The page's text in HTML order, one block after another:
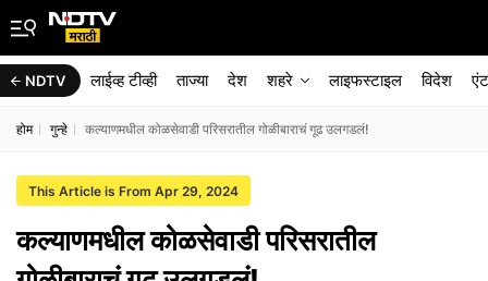
NDTV लाईव्ह टीव्ही ताज्या देश शहरे लाइफस्टाइल विदेश
होम गुन्हे कल्याणमधील कोळसेवाडी परिसरातील गोळीबाराचं गूढ उलगडलं!
This Article is From Apr 29, 2024
कल्याणमधील कोळसेवाडी परिसरातील